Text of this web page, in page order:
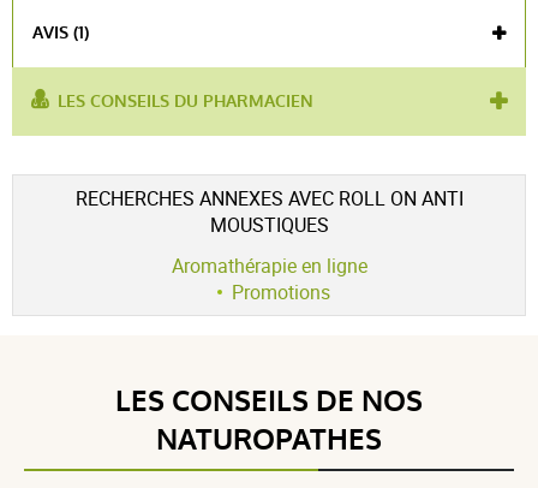
AVIS (1)
Voir l'attestation de confiance
Avis soumis à un contrôle
5 / 5
5 étoiles
1
3 étoiles
2 étoiles
0
LES CONSEILS DU PHARMACIEN
RECHERCHES ANNEXES AVEC ROLL ON ANTI
MOUSTIQUES
Aromathérapie en ligne
Promotions
LES CONSEILS DE NOS
NATUROPATHES